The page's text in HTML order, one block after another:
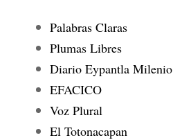
Palabras Claras
Plumas Libres
Diario Eypantla Milenio
EFACICO
Voz Plural
El Totonacapan